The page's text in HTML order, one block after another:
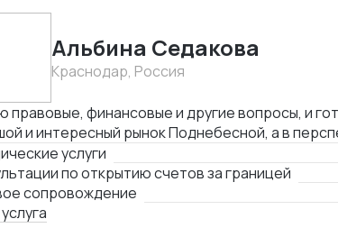
Альбина Седакова
Краснодар, Россия
правовые, финансовые и другие вопросы, и
и интересный рынок Поднебесной, а в
услуги
по открытию счетов за границей
сопровождение